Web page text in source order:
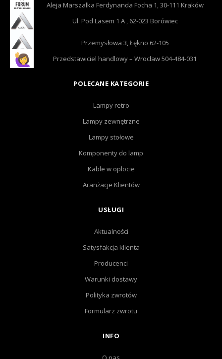
Aleja Marszałka Ferdynanda Focha 1, 30-111 Kraków
Ul. Pod Lasem 1 A , 62-023 Borówiec
Przemysłowa 3, Łękno 62-105
Przedstawiciel handlowy – Wrocław 504-484-031
POLECANE KATEGORIE
Lampy retro
Lampy zewnętrzne
Lampy stołowe
Komponenty do lamp
Kable w oplocie
Aranżacje Klientów
USŁUGI
Aktualności
Satysfakcja klienta
Producenci
Warunki dostawy
Polityka zwrotów
Formularz zwrotu
INFO